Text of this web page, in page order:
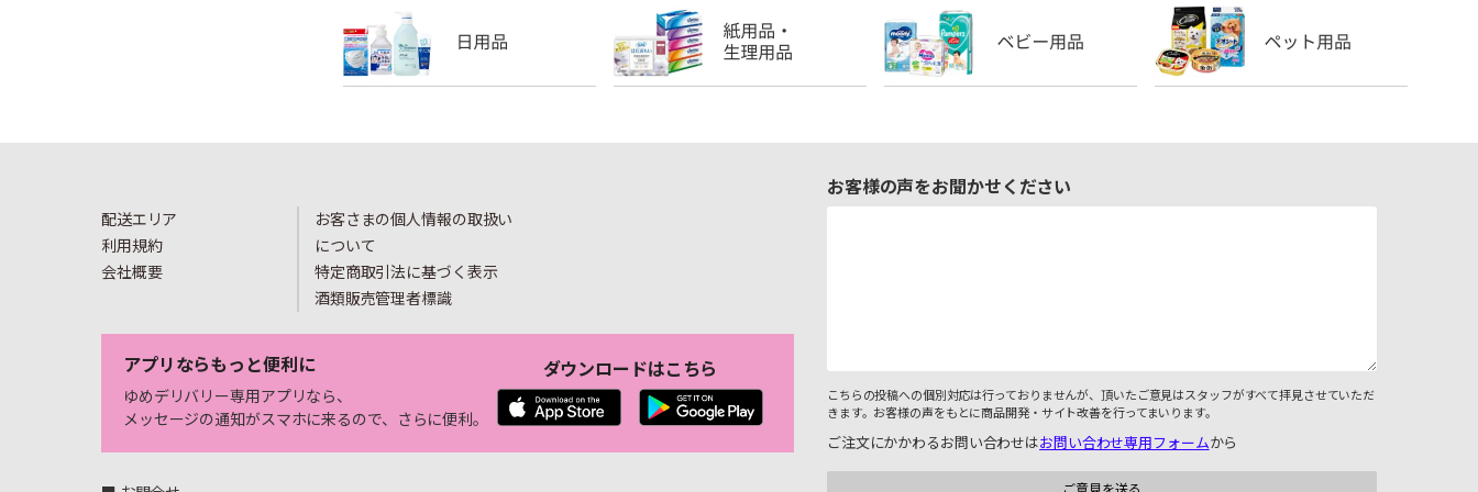
配送エリア
利用規約
会社概要
お客さまの個人情報の取扱い
について
特定商取引法に基づく表示
酒類販売管理者標識
アプリならもっと便利に
ゆめデリバリー専用アプリなら、
メッセージの通知がスマホに来るので、さらに便利。
ダウンロードはこちら
お客様の声をお聞かせください
こちらの投稿への個別対応は行っておりませんが、頂いたご意見はスタッフがすべて拝見させていただ
きます。お客様の声をもとに商品開発・サイト改善を行ってまいります。
ご注文にかかわるお問い合わせはお問い合わせ専用フォームから